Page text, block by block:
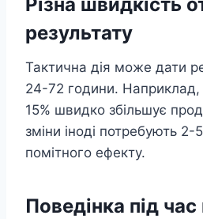
Різна швидкість
результату
Тактична дія може дати
24-72 години. Наприклад,
15% швидко збільшує
зміни іноді потребують 2-
помітного ефекту.
Поведінка під